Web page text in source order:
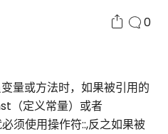
0
量或方法时，如果被引用的
（定义常量）或者
须使用操作符::,反之如果被